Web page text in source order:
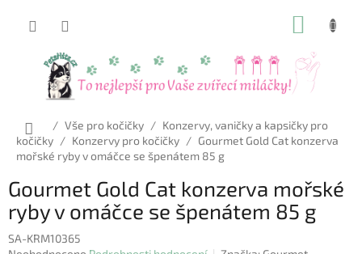
Domů
/ Vše pro kočičky / Konzervy, vaničky a kapsičky pro
kočičky / Konzervy pro kočičky / Gourmet Gold Cat konzerva
mořské ryby v omáčce se špenátem 85 g
Gourmet Gold Cat konzerva mořské
ryby v omáčce se špenátem 85 g
SA-KRM10365